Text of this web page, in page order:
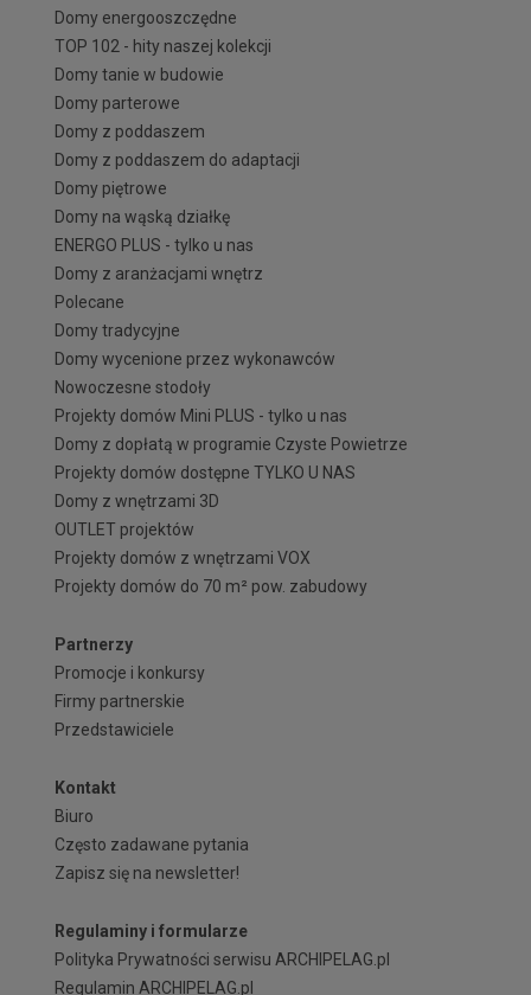
Domy energooszczędne
TOP 102 - hity naszej kolekcji
Domy tanie w budowie
Domy parterowe
Domy z poddaszem
Domy z poddaszem do adaptacji
Domy piętrowe
Domy na wąską działkę
ENERGO PLUS - tylko u nas
Domy z aranżacjami wnętrz
Polecane
Domy tradycyjne
Domy wycenione przez wykonawców
Nowoczesne stodoły
Projekty domów Mini PLUS - tylko u nas
Domy z dopłatą w programie Czyste Powietrze
Projekty domów dostępne TYLKO U NAS
Domy z wnętrzami 3D
OUTLET projektów
Projekty domów z wnętrzami VOX
Projekty domów do 70 m² pow. zabudowy
Partnerzy
Promocje i konkursy
Firmy partnerskie
Przedstawiciele
Kontakt
Biuro
Często zadawane pytania
Zapisz się na newsletter!
Regulaminy i formularze
Polityka Prywatności serwisu ARCHIPELAG.pl
Regulamin ARCHIPELAG.pl